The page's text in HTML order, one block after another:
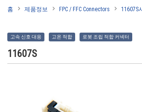
홈 제품정보 FPC / FFC Connectors 11607S
고속 신호 대응 고온 적합 로봇 조립 적합 커넥터
11607S